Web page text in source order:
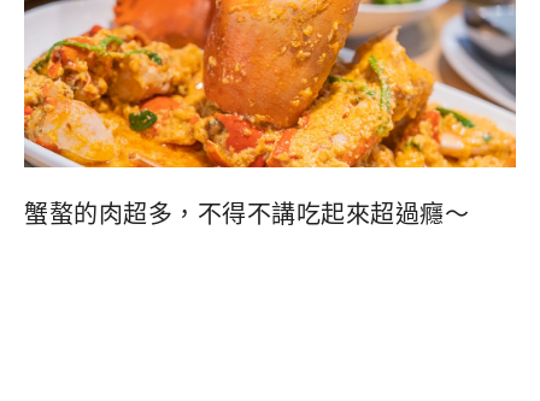
超大隻的蟹螯，是活跳跳的螃蟹，下去新鮮
料理，所以肉質超扎實、Q彈跟鮮甜。